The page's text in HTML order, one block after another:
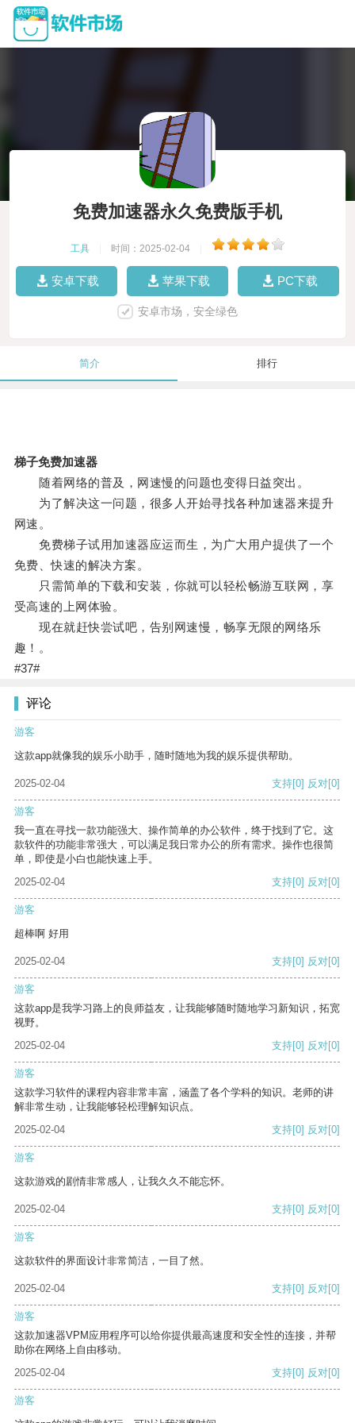
免费加速器永久免费版手机
工具 时间：2025-02-04
安卓下载 苹果下载 PC下载
安卓市场，安全绿色
简介 排行
梯子免费加速器
随着网络的普及，网速慢的问题也变得日益突出。
为了解决这一问题，很多人开始寻找各种加速器来提升
网速。
免费梯子试用加速器应运而生，为广大用户提供了一个
免费、快速的解决方案。
只需简单的下载和安装，你就可以轻松畅游互联网，享
受高速的上网体验。
现在就赶快尝试吧，告别网速慢，畅享无限的网络乐
趣！。
#37#
评论
游客
这款app就像我的娱乐小助手，随时随地为我的娱乐提供帮助。
2025-02-04 支持[0] 反对[0]
游客
我一直在寻找一款功能强大、操作简单的办公软件，终于找到了它。这
款软件的功能非常强大，可以满足我日常办公的所有需求。操作也很简
单，即使是小白也能快速上手。
2025-02-04
支持[0] 反对[0]
游客
超棒啊 好用
2025-02-04 支持[0] 反对[0]
游客
这款app是我学习路上的良师益友，让我能够随时随地学习新知识，拓宽
视野。
2025-02-04
支持[0] 反对[0]
游客
这款学习软件的课程内容非常丰富，涵盖了各个学科的知识。老师的讲
解非常生动，让我能够轻松理解知识点。
2025-02-04
支持[0] 反对[0]
游客
这款游戏的剧情非常感人，让我久久不能忘怀。
2025-02-04 支持[0] 反对[0]
游客
这款软件的界面设计非常简洁，一目了然。
2025-02-04 支持[0] 反对[0]
游客
这款加速器VPM应用程序可以给你提供最高速度和安全性的连接，并帮
助你在网络上自由移动。
2025-02-04
支持[0] 反对[0]
游客